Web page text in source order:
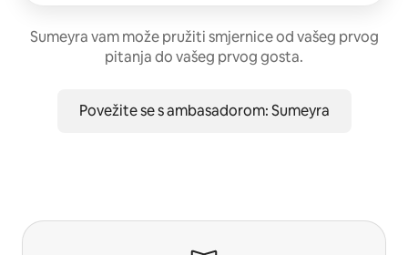
Sumeyra vam može pružiti smjernice od vašeg prvog
pitanja do vašeg prvog gosta.
Povežite se s ambasadorom: Sumeyra